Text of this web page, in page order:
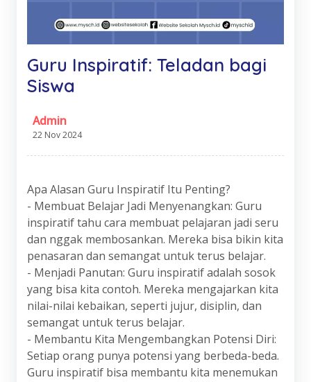
Guru Inspiratif: Teladan bagi
Siswa
Admin
22 Nov 2024
Apa Alasan Guru Inspiratif Itu Penting?
- Membuat Belajar Jadi Menyenangkan: Guru
inspiratif tahu cara membuat pelajaran jadi seru
dan nggak membosankan. Mereka bisa bikin kita
penasaran dan semangat untuk terus belajar.
- Menjadi Panutan: Guru inspiratif adalah sosok
yang bisa kita contoh. Mereka mengajarkan kita
nilai-nilai kebaikan, seperti jujur, disiplin, dan
semangat untuk terus belajar.
- Membantu Kita Mengembangkan Potensi Diri:
Setiap orang punya potensi yang berbeda-beda.
Guru inspiratif bisa membantu kita menemukan